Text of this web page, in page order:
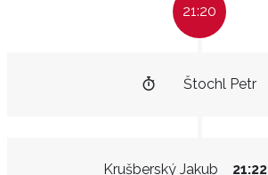
21:20
Štochl Petr
Krušberský Jakub 21:22